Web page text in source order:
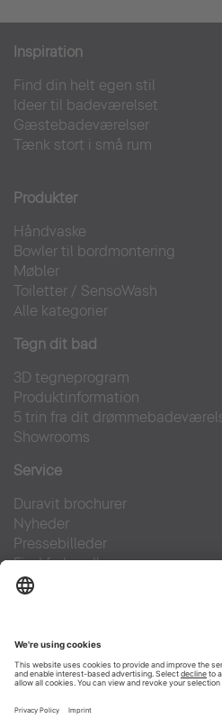
Inspiration
Find din helt egen stil
Ideer til badeværelset
Gæstebadeværelser
Tænk stort i små rum
Produkter
Håndvaske
Bowler til bordmontering
Møbler
Toiletter / SensoWash
Alle kategorier
Tegn dit bad
3D tegneprogram
Produktinformation
5 trin fra dit
Showrooms
Service
Duravit brochurer
Nyheder
Pressebilleder
Find forhandler
Kontakt
Facebook
Pinterest